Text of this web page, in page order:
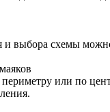
и выбора схемы
или по